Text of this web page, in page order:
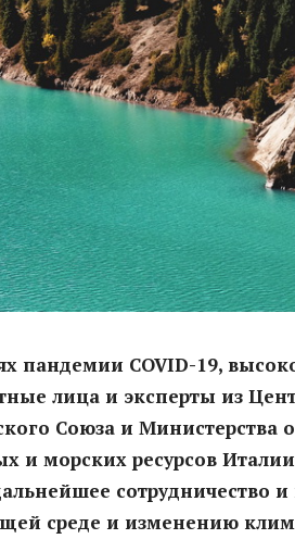
пандемии COVID-19,
лица и эксперты из
Союза и Министерства
и морских ресурсов
сотрудничество
среде и изменению